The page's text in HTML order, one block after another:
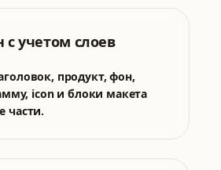
учетом слоев
продукт, фон,
icon и блоки макета
части.